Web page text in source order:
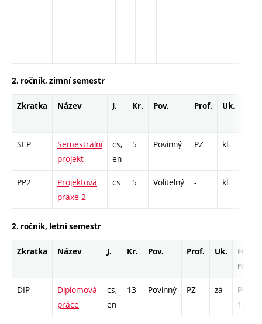
2. ročník, zimní semestr
Zkratka Název J. Kr. Pov. Prof. Uk.
SEP
Semestrální
projekt
cs,
en
5 Povinný PZ kl
PP2
Projektová
praxe 2
cs 5 Volitelný - kl
2. ročník, letní semestr
Zkratka Název J. Kr. Pov. Prof. Uk.
Hod.
DIP
Diplomová
práce
cs,
en
13 Povinný PZ zá
PR -
169